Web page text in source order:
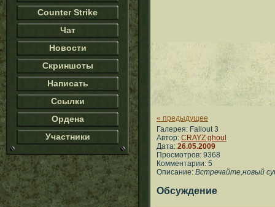
Counter Strike
Чат
Новости
Скриншоты
Написать
Ссылки
Ордена
Участники
« предыдущее
Галерея: Fallout 3
Автор: CRAYZ ghoul
Дата: 26.05.2009
Просмотров: 9368
Комментарии: 5
Описание: Встречайте,новый
Обсуждение